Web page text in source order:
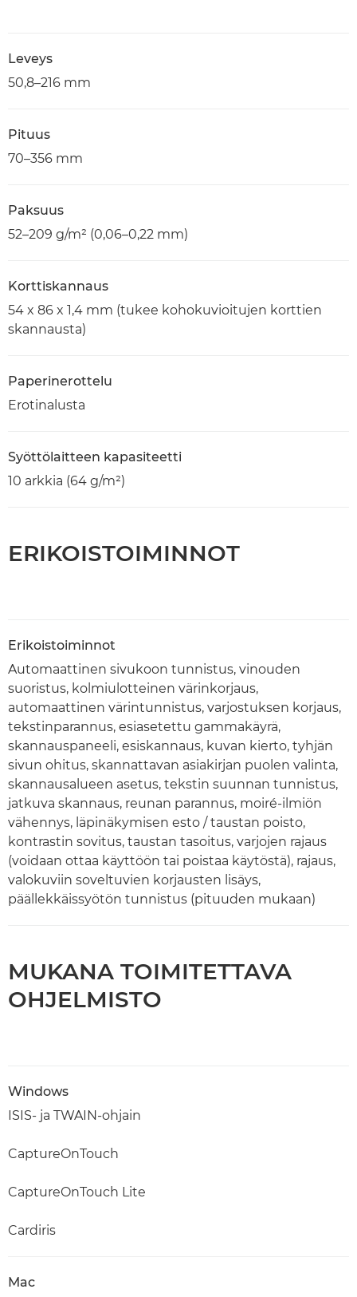
Leveys
50,8–216 mm
Pituus
70–356 mm
Paksuus
52–209 g/m² (0,06–0,22 mm)
Korttiskannaus
54 x 86 x 1,4 mm (tukee kohokuvioitujen korttien
skannausta)
Paperinerottelu
Erotinalusta
Syöttölaitteen kapasiteetti
10 arkkia (64 g/m²)
ERIKOISTOIMINNOT
Erikoistoiminnot
Automaattinen sivukoon tunnistus, vinouden
suoristus, kolmiulotteinen värinkorjaus,
automaattinen värintunnistus, varjostuksen korjaus,
tekstinparannus, esiasetettu gammakäyrä,
skannauspaneeli, esiskannaus, kuvan kierto, tyhjän
sivun ohitus, skannattavan asiakirjan puolen valinta,
skannausalueen asetus, tekstin suunnan tunnistus,
jatkuva skannaus, reunan parannus, moiré-ilmiön
vähennys, läpinäkymisen esto / taustan poisto,
kontrastin sovitus, taustan tasoitus, varjojen rajaus
(voidaan ottaa käyttöön tai poistaa käytöstä), rajaus,
valokuviin soveltuvien korjausten lisäys,
päällekkäissyötön tunnistus (pituuden mukaan)
MUKANA TOIMITETTAVA
OHJELMISTO
Windows
ISIS- ja TWAIN-ohjain
CaptureOnTouch
CaptureOnTouch Lite
Cardiris
Mac